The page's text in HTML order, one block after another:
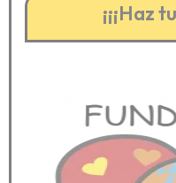
¡¡¡Haz